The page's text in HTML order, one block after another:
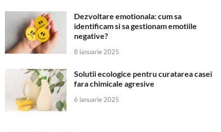
Dezvoltare emotionala: cum sa
identificam si sa gestionam emotiile
negative?
8 ianuarie 2025
Solutii ecologice pentru curatarea casei
fara chimicale agresive
6 ianuarie 2025